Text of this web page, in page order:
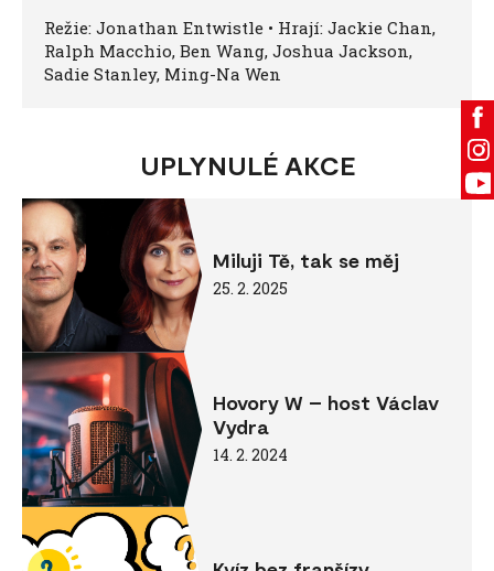
Režie: Jonathan Entwistle • Hrají: Jackie Chan,
Ralph Macchio, ​Ben Wang, ​Joshua Jackson, ​
Sadie Stanley, ​Ming-Na Wen
UPLYNULÉ AKCE
Miluji Tě, tak se měj
25. 2. 2025
Hovory W – host Václav
Vydra
14. 2. 2024